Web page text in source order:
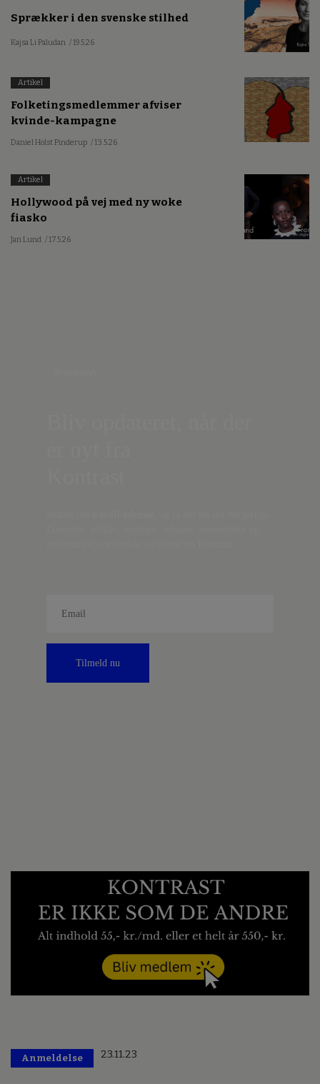
Sprækker i den svenske stilhed
Kajsa Li Paludan / 19.5.26
Artikel
Folketingsmedlemmer afviser
kvinde-kampagne
Daniel Holst Pinderup / 13.5.26
Artikel
Hollywood på vej med ny woke
fiasko
Jan Lund / 17.5.26
Tilmeld nu
Anmeldelse 23.11.23